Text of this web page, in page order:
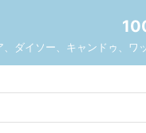
、ダイソー、キャンドゥ、